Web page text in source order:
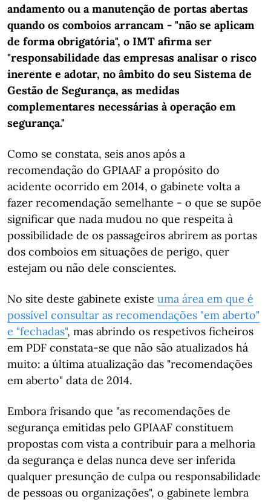
andamento ou a manutenção de portas abertas
quando os comboios arrancam - "não se aplicam
de forma obrigatória", o IMT afirma ser
"responsabilidade das empresas analisar o risco
inerente e adotar, no âmbito do seu Sistema de
Gestão de Segurança, as medidas
complementares necessárias à operação em
segurança."
Como se constata, seis anos após a
recomendação do GPIAAF a propósito do
acidente ocorrido em 2014, o gabinete volta a
fazer recomendação semelhante - o que se supõe
significar que nada mudou no que respeita à
possibilidade de os passageiros abrirem as portas
dos comboios em situações de perigo, quer
estejam ou não dele conscientes.
No site deste gabinete existe uma área em que é
possível consultar as recomendações "em aberto"
e "fechadas", mas abrindo os respetivos ficheiros
em PDF constata-se que não são atualizados há
muito: a última atualização das "recomendações
em aberto" data de 2014.
Embora frisando que "as recomendações de
segurança emitidas pelo GPIAAF constituem
propostas com vista a contribuir para a melhoria
da segurança e delas nunca deve ser inferida
qualquer presunção de culpa ou responsabilidade
de pessoas ou organizações", o gabinete lembra